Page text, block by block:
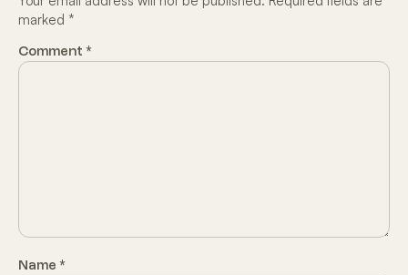
marked *
Comment *
Name *